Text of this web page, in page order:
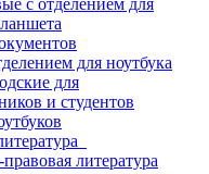
с отделением для
для ноутбука
для
и студентов
литература